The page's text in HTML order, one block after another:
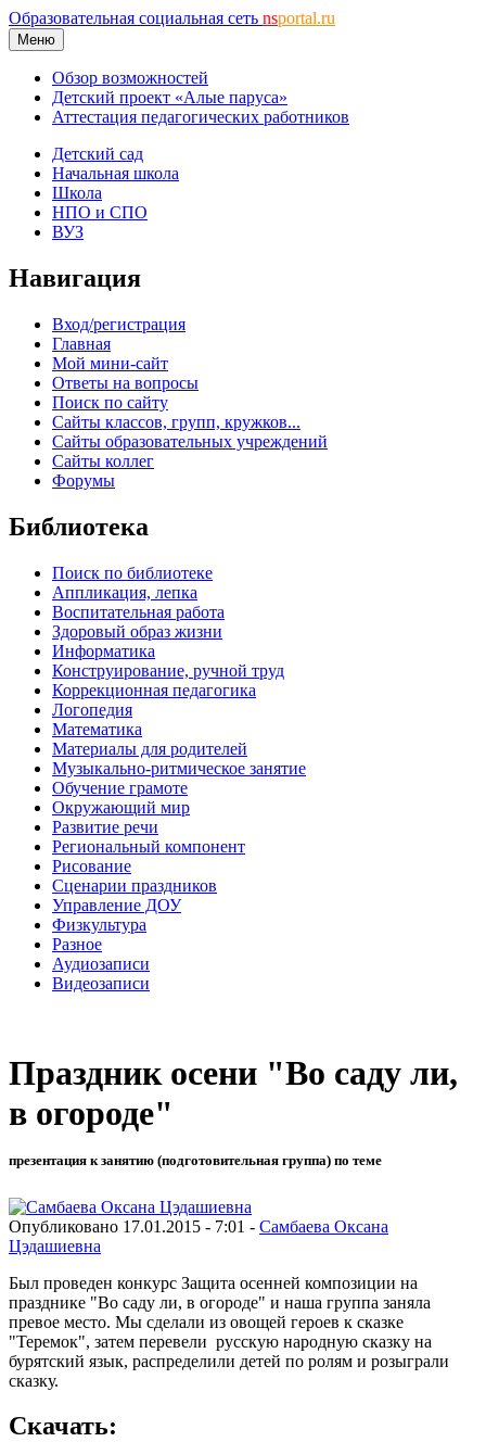
Образовательная социальная сеть nsportal.ru
Меню
Обзор возможностей
Детский проект «Алые паруса»
Аттестация педагогических работников
Детский сад
Начальная школа
Школа
НПО и СПО
ВУЗ
Навигация
Вход/регистрация
Главная
Мой мини-сайт
Ответы на вопросы
Поиск по сайту
Сайты классов, групп, кружков...
Сайты образовательных учреждений
Сайты коллег
Форумы
Библиотека
Поиск по библиотеке
Аппликация, лепка
Воспитательная работа
Здоровый образ жизни
Информатика
Конструирование, ручной труд
Коррекционная педагогика
Логопедия
Математика
Материалы для родителей
Музыкально-ритмическое занятие
Обучение грамоте
Окружающий мир
Развитие речи
Региональный компонент
Рисование
Сценарии праздников
Управление ДОУ
Физкультура
Разное
Аудиозаписи
Видеозаписи
Праздник осени "Во саду ли,
в огороде"
презентация к занятию (подготовительная группа) по теме
Опубликовано 17.01.2015 - 7:01 - Самбаева Оксана
Цэдашиевна
Был проведен конкурс Защита осенней композиции на
празднике "Во саду ли, в огороде" и наша группа заняла
превое место. Мы сделали из овощей героев к сказке
"Теремок", затем перевели русскую народную сказку на
бурятский язык, распределили детей по ролям и розыграли
сказку.
Скачать: